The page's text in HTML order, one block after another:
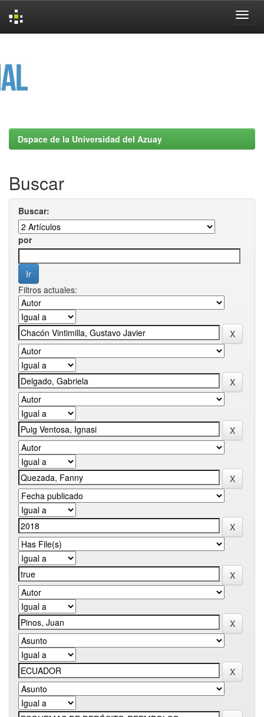
Dspace de la Universidad del Azuay
Buscar
Buscar:
por
Filtros actuales: